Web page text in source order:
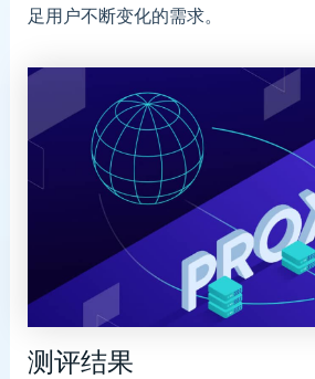
足用户不断变化的需求。
测评结果